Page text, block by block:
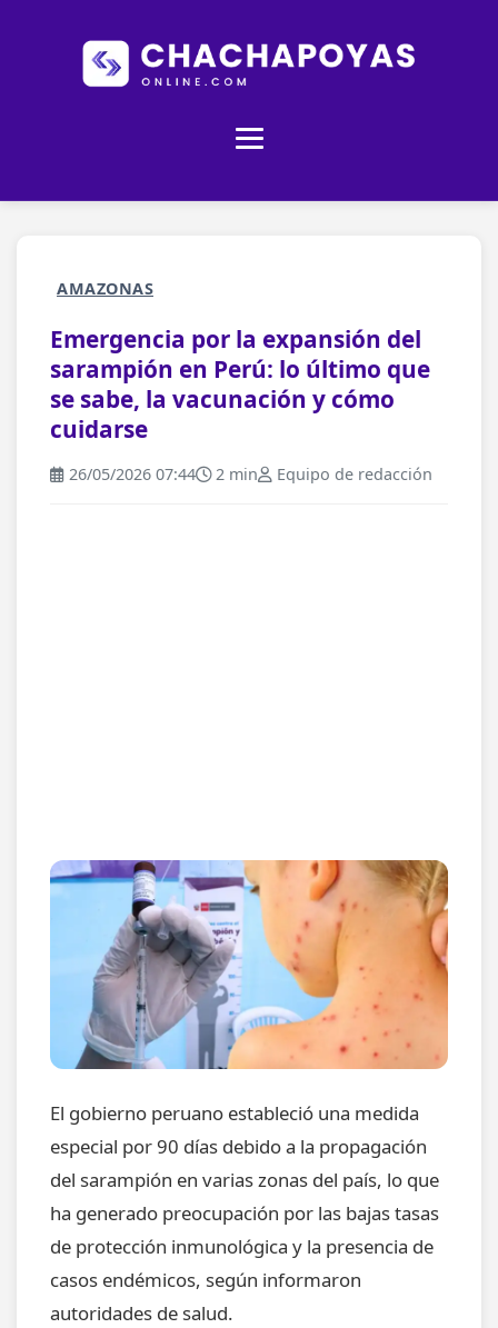
AMAZONAS
Emergencia por la expansión del
sarampión en Perú: lo último que
se sabe, la vacunación y cómo
cuidarse
26/05/2026 07:44 2 min Equipo de redacción
El gobierno peruano estableció una medida
especial por 90 días debido a la propagación
del sarampión en varias zonas del país, lo que
ha generado preocupación por las bajas tasas
de protección inmunológica y la presencia de
casos endémicos, según informaron
autoridades de salud.